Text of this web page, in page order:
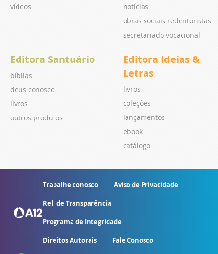
vídeos
notícias
obras sociais redentoristas
secretariado vocacional
Editora Santuário
bíblias
deus conosco
livros
outros produtos
Editora Ideias &
Letras
livros
coleções
lançamentos
ebook
catálogo
Trabalhe conosco Aviso de Privacidade
Rel. de Transparência
Programa de Integridade
Direitos Autorais Fale Conosco